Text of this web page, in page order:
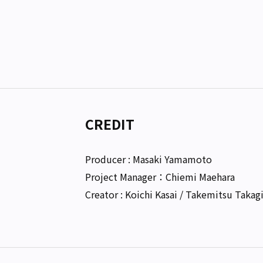
CREDIT
Producer : Masaki Yamamoto
Project Manager：Chiemi Maehara
Creator : Koichi Kasai / Takemitsu Takagi